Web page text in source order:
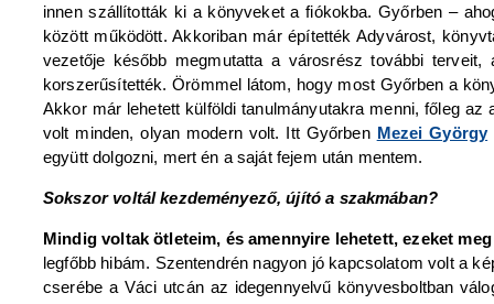
innen szállították ki a könyveket a fiókokba. Győrben –
között működött. Akkoriban már építették Adyvárost,
vezetője később megmutatta a városrész további
korszerűsítették. Örömmel látom, hogy most Győrben a
Akkor már lehetett külföldi tanulmányutakra menni, főleg
volt minden, olyan modern volt. Itt Győrben Mezei György
együtt dolgozni, mert én a saját fejem után mentem.
Sokszor voltál kezdeményező, újító a szakmában?
Mindig voltak ötleteim, és amennyire lehetett, ezeket
legfőbb hibám. Szentendrén nagyon jó kapcsolatom volt a
cserébe a Váci utcán az idegennyelvű könyvesboltban